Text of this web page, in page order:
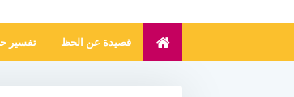
قصيدة عن الحظ تفسير